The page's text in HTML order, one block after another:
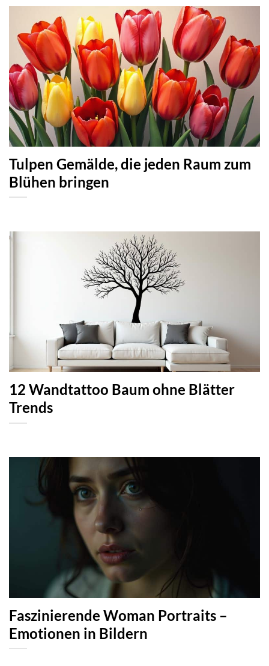
Tulpen Gemälde, die jeden Raum zum
Blühen bringen
12 Wandtattoo Baum ohne Blätter
Trends
Faszinierende Woman Portraits –
Emotionen in Bildern